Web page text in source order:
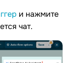
и нажмите
чат.